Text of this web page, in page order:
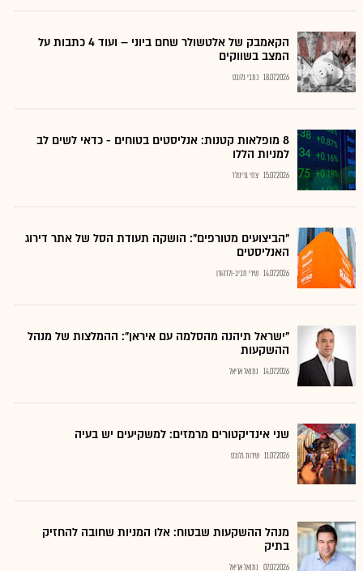
הקאמבק של אלטשולר שחם ביוני – ועוד 4 כתבות על
המצב בשווקים
18.07.2026 כתבי גלובס
8 מופלאות קטנות: אנליסטים בטוחים - כדאי לשים לב
למניות הללו
15.07.2026 צחי גרינולד
"הביצועים מטורפים": הושקה תעודת הסל של אתר דירוג
האנליסטים
14.07.2026 שירי חביב-ולדהורן
"ישראל תיהנה מהסלמה עם איראן": ההמלצות של מנהל
ההשקעות
14.07.2026 נתנאל אריאל
שני אינדיקטורים מרמזים: למשקיעים יש בעיה
11.07.2026 שירות גלובס
מנהל ההשקעות שבטוח: אלו המניות שחובה להחזיק
בתיק
07.07.2026 נתנאל אריאל